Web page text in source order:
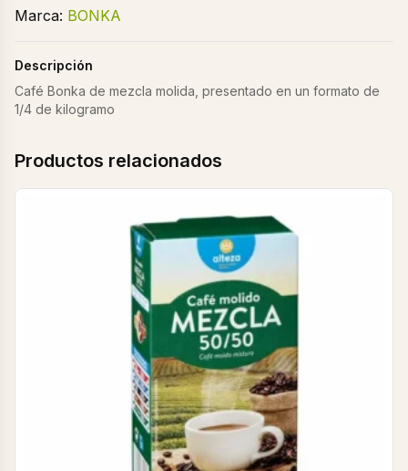
Marca: BONKA
Descripción
Café Bonka de mezcla molida, presentado en un formato de
1/4 de kilogramo
Productos relacionados